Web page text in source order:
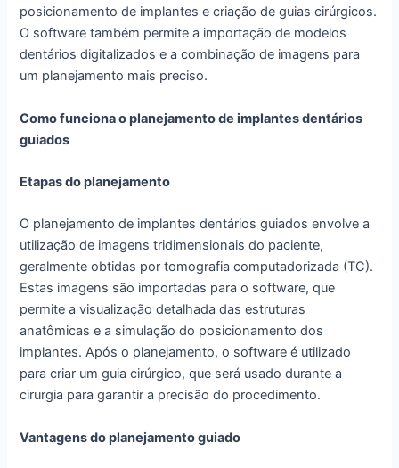
posicionamento de implantes e criação de guias cirúrgicos.
O software também permite a importação de modelos
dentários digitalizados e a combinação de imagens para
um planejamento mais preciso.
Como funciona o planejamento de implantes dentários
guiados
Etapas do planejamento
O planejamento de implantes dentários guiados envolve a
utilização de imagens tridimensionais do paciente,
geralmente obtidas por tomografia computadorizada (TC).
Estas imagens são importadas para o software, que
permite a visualização detalhada das estruturas
anatômicas e a simulação do posicionamento dos
implantes. Após o planejamento, o software é utilizado
para criar um guia cirúrgico, que será usado durante a
cirurgia para garantir a precisão do procedimento.
Vantagens do planejamento guiado